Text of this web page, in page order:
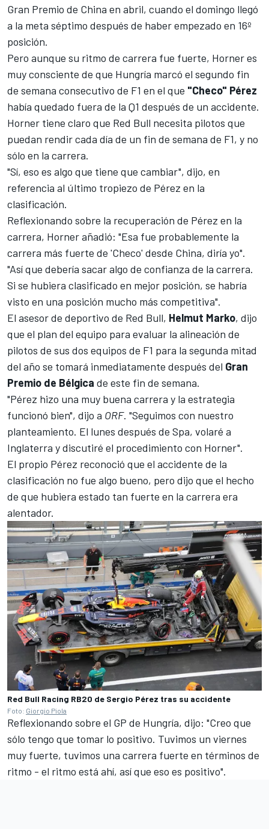
Gran Premio de China en abril, cuando el domingo llegó
a la meta séptimo después de haber empezado en 16º
posición.
Pero aunque su ritmo de carrera fue fuerte, Horner es
muy consciente de que Hungría marcó el segundo fin
de semana consecutivo de F1 en el que "Checo" Pérez
había quedado fuera de la Q1 después de un accidente.
Horner tiene claro que Red Bull necesita pilotos que
puedan rendir cada día de un fin de semana de F1, y no
sólo en la carrera.
"Sí, eso es algo que tiene que cambiar", dijo, en
referencia al último tropiezo de Pérez en la
clasificación.
Reflexionando sobre la recuperación de Pérez en la
carrera, Horner añadió: "Esa fue probablemente la
carrera más fuerte de 'Checo' desde China, diría yo".
"Así que debería sacar algo de confianza de la carrera.
Si se hubiera clasificado en mejor posición, se habría
visto en una posición mucho más competitiva".
El asesor de deportivo de Red Bull, Helmut Marko, dijo
que el plan del equipo para evaluar la alineación de
pilotos de sus dos equipos de F1 para la segunda mitad
del año se tomará inmediatamente después del Gran
Premio de Bélgica de este fin de semana.
"Pérez hizo una muy buena carrera y la estrategia
funcionó bien", dijo a ORF. "Seguimos con nuestro
planteamiento. El lunes después de Spa, volaré a
Inglaterra y discutiré el procedimiento con Horner".
El propio Pérez reconoció que el accidente de la
clasificación no fue algo bueno, pero dijo que el hecho
de que hubiera estado tan fuerte en la carrera era
alentador.
Red Bull Racing RB20 de Sergio Pérez tras su accidente
Foto: Giorgio Piola
Reflexionando sobre el GP de Hungría, dijo: "Creo que
sólo tengo que tomar lo positivo. Tuvimos un viernes
muy fuerte, tuvimos una carrera fuerte en términos de
ritmo - el ritmo está ahí, así que eso es positivo".